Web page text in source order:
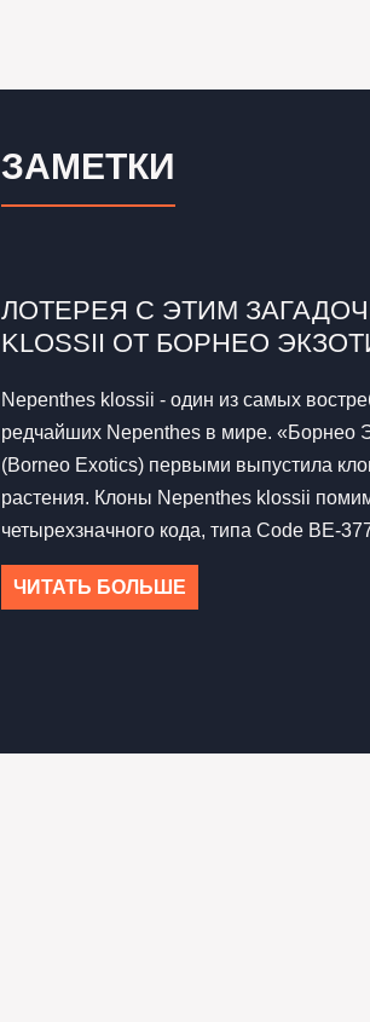
ЗАМЕТКИ
ЛОТЕРЕЯ С ЭТИМ
KLOSSII ОТ БОРНЕО
Nepenthes klossii - один из самых
редчайших Nepenthes в мире. «Борнео
(Borneo Exotics) первыми выпустила
растения. Клоны Nepenthes klossii
четырехзначного кода, типа Code BE-
ЧИТАТЬ БОЛЬШЕ